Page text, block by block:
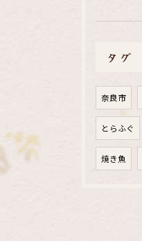
タグ
奈良市
とらふぐ
焼き魚